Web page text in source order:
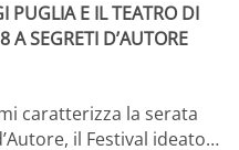
PUGLIA E IL TEATRO DI
A SEGRETI D’AUTORE
caratterizza la serata
il Festival ideato…